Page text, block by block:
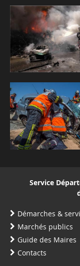
Service
Démarches &
Marchés publics
Guide des Maires
Contacts